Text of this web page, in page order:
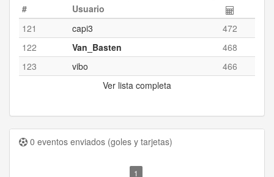
#
Usuario
121
capi3
472
122
Van_Basten
468
123
vibo
466
Ver lista completa
0 eventos enviados (goles y tarjetas)
1